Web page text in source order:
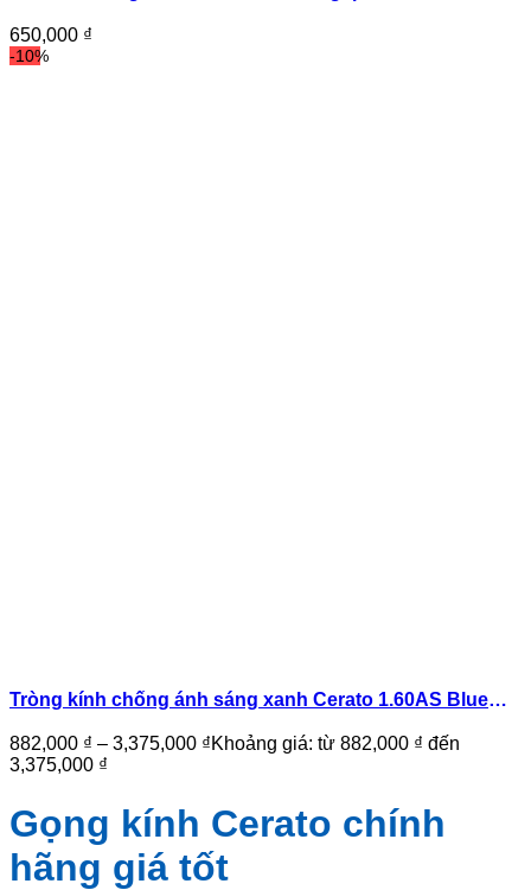
650,000 ₫
-10%
Tròng kính chống ánh sáng xanh Cerato 1.60AS Blue
882,000 ₫ – 3,375,000 ₫Khoảng giá: từ 882,000 ₫ đến
3,375,000 ₫
Gọng kính Cerato chính
hãng giá tốt